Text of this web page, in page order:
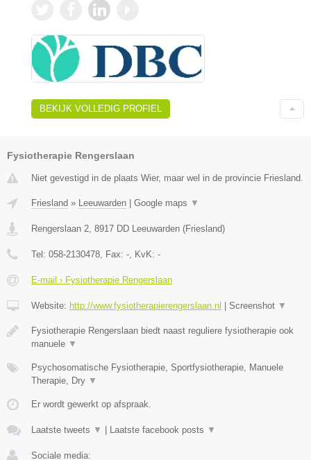
BEKIJK VOLLEDIG PROFIEL
Fysiotherapie Rengerslaan
Niet gevestigd in de plaats Wier, maar wel in de provincie Friesland.
Friesland » Leeuwarden Google maps ▼
Rengerslaan 2, 8917 DD Leeuwarden (Friesland)
Tel: 058-2130478, Fax: -, KvK: -
E-mail › Fysiotherapie Rengerslaan
Website: http://www.fysiotherapierengerslaan.nl Screenshot ▼
Fysiotherapie Rengerslaan biedt naast reguliere fysiotherapie ook
manuele ▼
Psychosomatische Fysiotherapie, Sportfysiotherapie, Manuele
Therapie, Dry ▼
Er wordt gewerkt op afspraak.
Laatste tweets ▼ Laatste facebook posts ▼
Sociale media: